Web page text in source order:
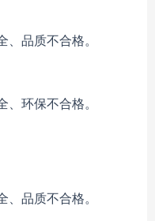
品质不合格。
环保不合格。
品质不合格。